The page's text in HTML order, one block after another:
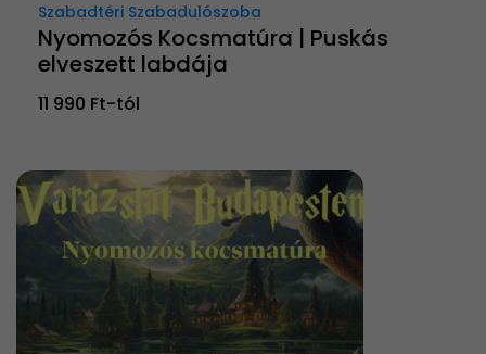
Szabadtéri Szabadulószoba
Nyomozós Kocsmatúra | Puskás
elveszett labdája
11 990 Ft-tól